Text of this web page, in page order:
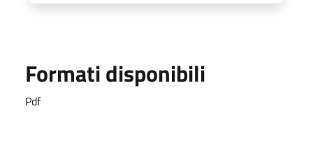
Formati disponibili
Pdf